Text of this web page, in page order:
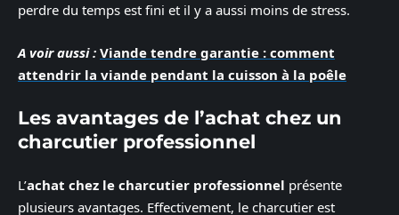
perdre du temps est fini et il y a aussi moins de stress.
A voir aussi : Viande tendre garantie : comment
attendrir la viande pendant la cuisson à la poêle
Les avantages de l’achat chez un
charcutier professionnel
L’achat chez le charcutier professionnel présente
plusieurs avantages. Effectivement, le charcutier est